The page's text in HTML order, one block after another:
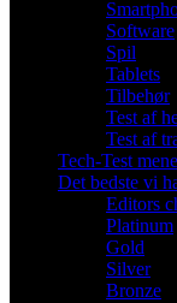
Software
Spil
Tablets
Tilbehør
Test af
Test af
Tech-Test
Det bedste vi
Editors
Platinum
Gold
Silver
Bronze